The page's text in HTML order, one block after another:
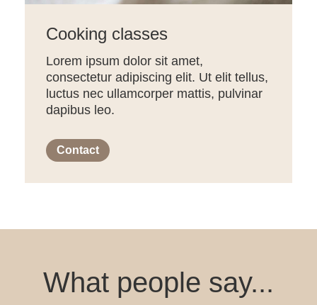
Cooking classes
Lorem ipsum dolor sit amet,
consectetur adipiscing elit. Ut elit tellus,
luctus nec ullamcorper mattis, pulvinar
dapibus leo.
Contact
What people say...